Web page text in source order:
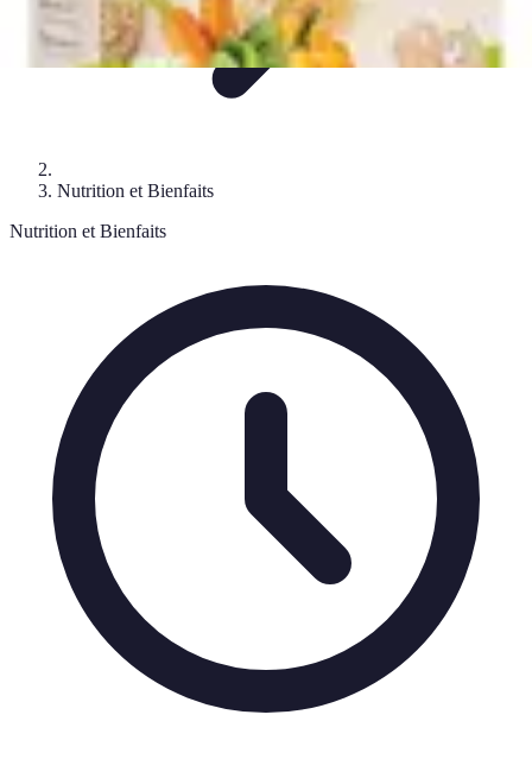
Nutrition et Bienfaits
Nutrition et Bienfaits